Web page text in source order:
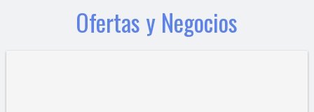
Ofertas y Negocios